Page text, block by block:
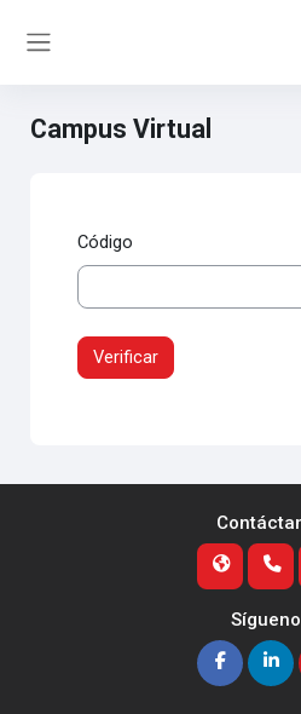
Campus Virtual
Código